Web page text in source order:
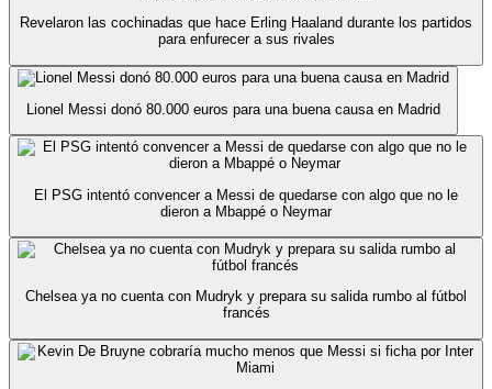
Revelaron las cochinadas que hace Erling Haaland durante los partidos
para enfurecer a sus rivales
Lionel Messi donó 80.000 euros para una buena causa en Madrid
El PSG intentó convencer a Messi de quedarse con algo que no le
dieron a Mbappé o Neymar
Chelsea ya no cuenta con Mudryk y prepara su salida rumbo al fútbol
francés